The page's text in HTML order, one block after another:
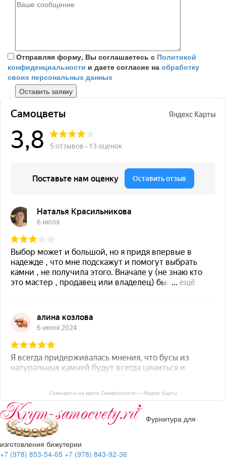
Отправляя форму, Вы соглашаетесь с Политикой
конфиденциальности и даете согласие на обработку
своих персональных данных
Самоцветы на карте Симферополя — Яндекс Карты
Фурнитура для
изготовления бижутерии
+7 (978) 853-54-65 +7 (978) 843-92-36